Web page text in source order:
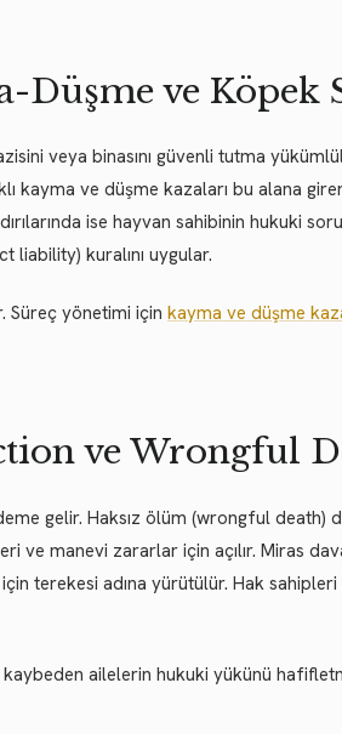
ve Köpek
veya binasını güvenli tutma
kayma ve düşme kazaları bu alana
ise hayvan sahibinin hukuki
kuralını uygular.
Süreç yönetimi için kayma ve düşme
ve Wrongful
gelir. Haksız ölüm (wrongful death)
ve manevi zararlar için açılır. Miras
terekesi adına yürütülür. Hak sahipleri
kaybeden ailelerin hukuki yükünü